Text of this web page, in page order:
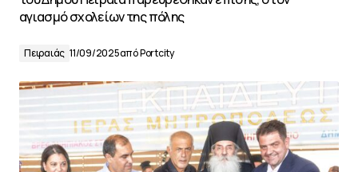
αγιασμό σχολείων της πόλης
Πειραιάς 11/09/2025απόPortcity